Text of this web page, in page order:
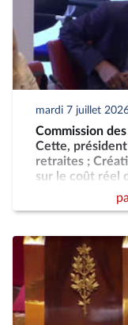
mardi 7 juillet
Commission
Cette,
retraites ;
sur le coût réel
désincitation